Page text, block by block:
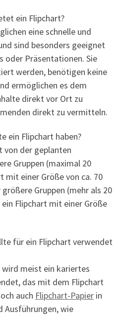
ein Flipchart?
eine schnelle und
sind besonders geeignet
oder Präsentationen. Sie
werden, benötigen keine
ermöglichen es dem
direkt vor Ort zu
direkt zu vermitteln.
ein Flipchart haben?
von der geplanten
Gruppen (maximal 20
mit einer Größe von ca. 70
Gruppen (mehr als 20
Flipchart mit einer Größe
für ein Flipchart verwendet
meist ein kariertes
das mit dem Flipchart
auch Flipchart-Papier in
Ausführungen, wie